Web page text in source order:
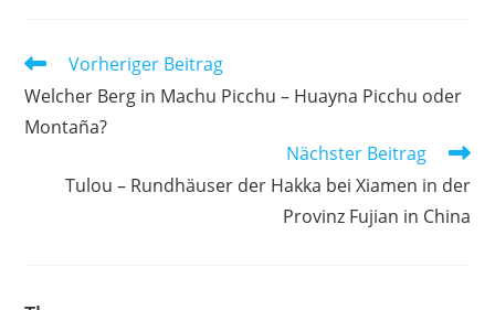
Weitere
Artikel
ansehen
Vorheriger Beitrag
Welcher Berg in Machu Picchu – Huayna Picchu oder
Montaña?
Nächster Beitrag
Tulou – Rundhäuser der Hakka bei Xiamen in der
Provinz Fujian in China